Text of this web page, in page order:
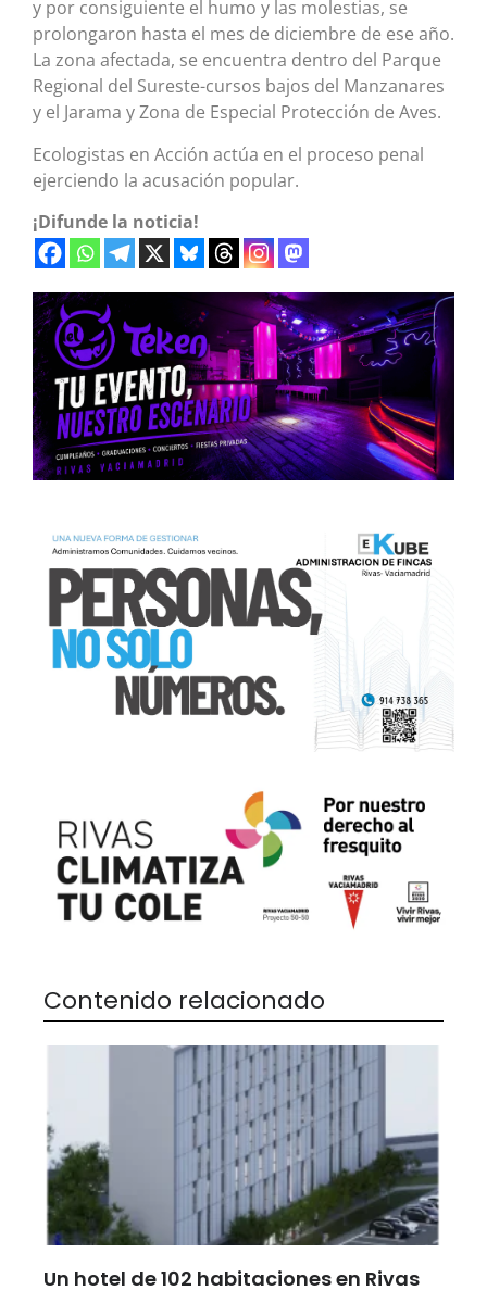
y por consiguiente el humo y las molestias, se
prolongaron hasta el mes de diciembre de ese año.
La zona afectada, se encuentra dentro del Parque
Regional del Sureste-cursos bajos del Manzanares
y el Jarama y Zona de Especial Protección de Aves.
Ecologistas en Acción actúa en el proceso penal
ejerciendo la acusación popular.
¡Difunde la noticia!
Contenido relacionado
Un hotel de 102 habitaciones en Rivas